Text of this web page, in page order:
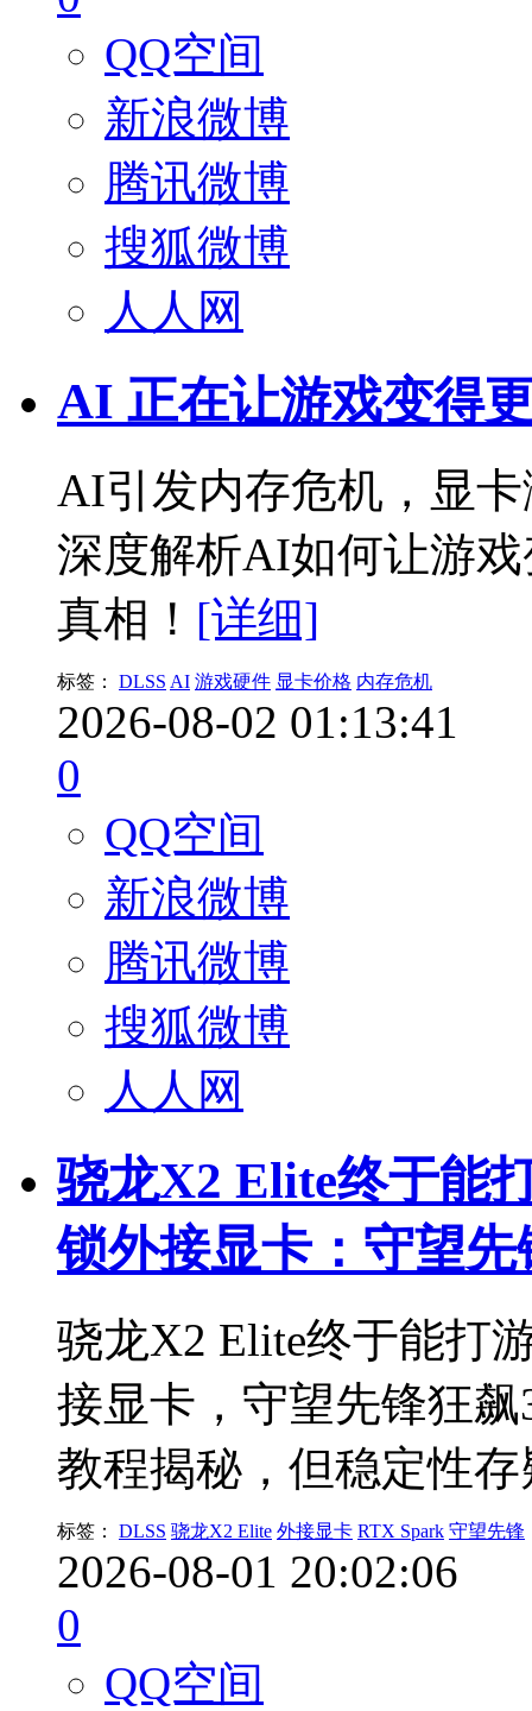
QQ空间
新浪微博
腾讯微博
搜狐微博
人人网
AI 正在让游戏变得
AI引发内存危机，显
深度解析AI如何让游
真相！ [详细]
标签： DLSS AI 游戏硬件 显卡价格 内存危机
2026-08-02 01:13:41
0
QQ空间
新浪微博
腾讯微博
搜狐微博
人人网
骁龙X2 Elite终于能
锁外接显卡：守望先
骁龙X2 Elite终于能打
接显卡，守望先锋狂
教程揭秘，但稳定性存
标签： DLSS 骁龙X2 Elite 外接显卡 RTX Spark 守望先锋
2026-08-01 20:02:06
0
QQ空间